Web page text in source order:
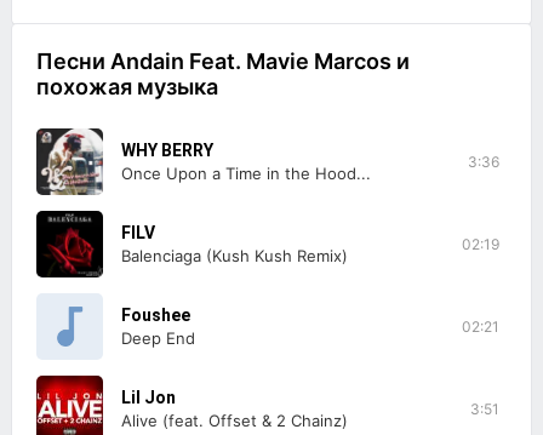
Песни Andain Feat. Mavie Marcos и
похожая музыка
WHY BERRY
Once Upon a Time in the Hood...
3:36
FILV
Balenciaga (Kush Kush Remix)
02:19
Foushee
Deep End
02:21
Lil Jon
Alive (feat. Offset & 2 Chainz)
3:51